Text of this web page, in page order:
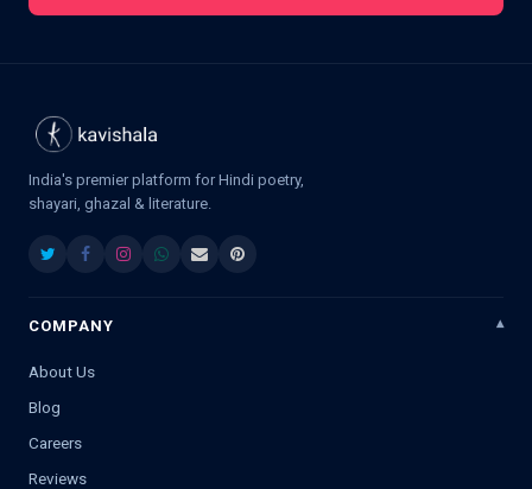
India's premier platform for Hindi poetry,
shayari, ghazal & literature.
COMPANY
About Us
Blog
Careers
Reviews